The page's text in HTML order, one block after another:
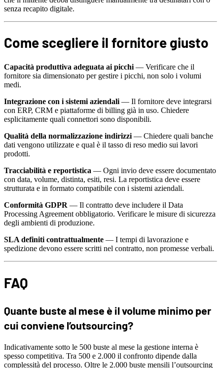
senza recapito digitale.
Come scegliere il fornitore giusto
Capacità produttiva adeguata ai picchi — Verificare che il
fornitore sia dimensionato per gestire i picchi, non solo i volumi
medi.
Integrazione con i sistemi aziendali — Il fornitore deve integrarsi
con ERP, CRM e piattaforme di billing già in uso. Chiedere
esplicitamente quali connettori sono disponibili.
Qualità della normalizzazione indirizzi — Chiedere quali banche
dati vengono utilizzate e qual è il tasso di reso medio sui lavori
prodotti.
Tracciabilità e reportistica — Ogni invio deve essere documentato
con data, volume, distinta, esiti, resi. La reportistica deve essere
strutturata e in formato compatibile con i sistemi aziendali.
Conformità GDPR — Il contratto deve includere il Data
Processing Agreement obbligatorio. Verificare le misure di sicurezza
degli ambienti di produzione.
SLA definiti contrattualmente — I tempi di lavorazione e
spedizione devono essere scritti nel contratto, non promesse verbali.
FAQ
Quante buste al mese è il volume minimo per
cui conviene l’outsourcing?
Indicativamente sotto le 500 buste al mese la gestione interna è
spesso competitiva. Tra 500 e 2.000 il confronto dipende dalla
complessità del processo. Oltre le 2.000 buste mensili l’outsourcing